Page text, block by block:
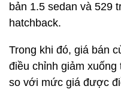
bản 1.5 sedan và 529
hatchback.
Trong khi đó, giá bán
điều chỉnh giảm
so với mức giá được